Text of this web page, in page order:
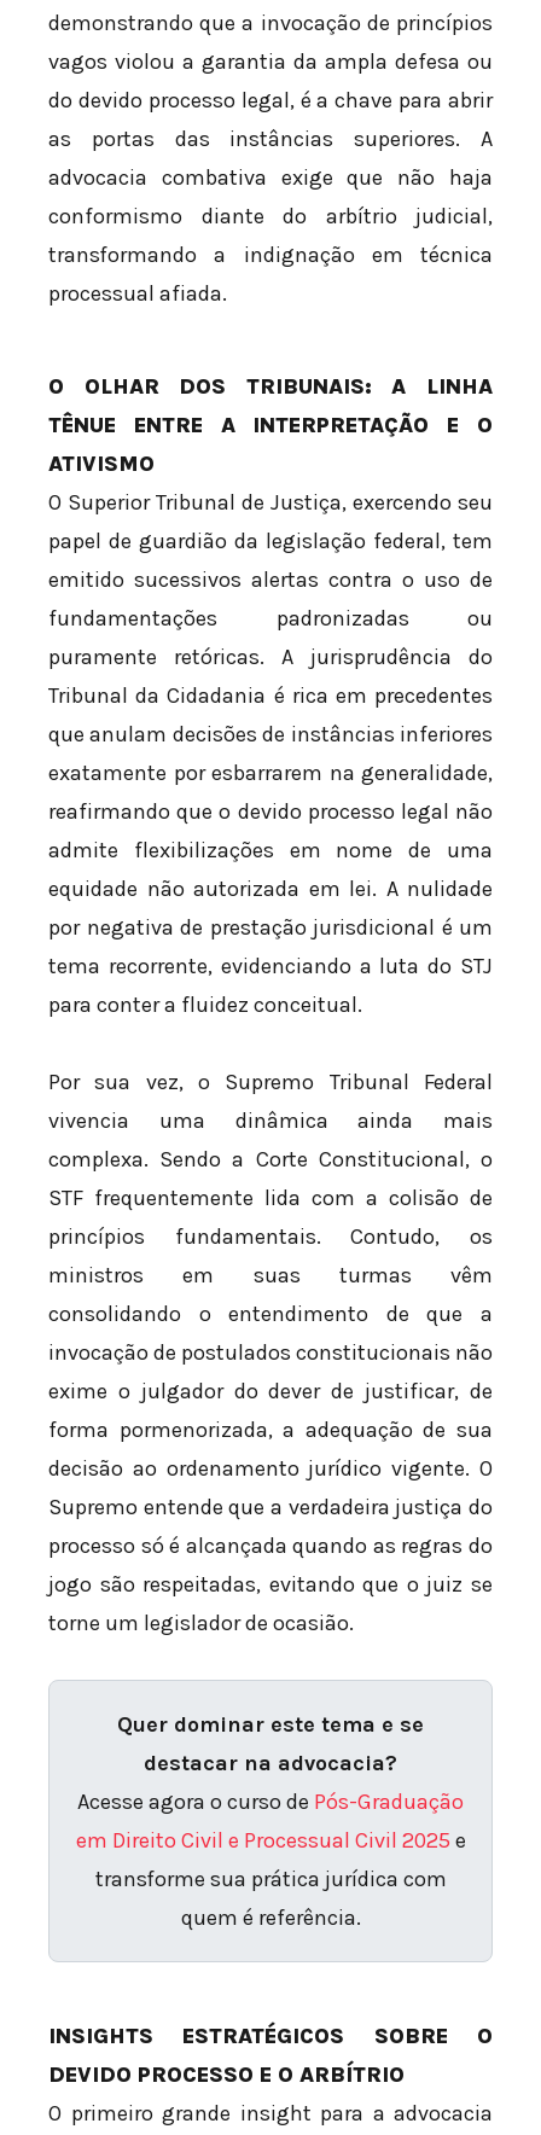
demonstrando que a invocação de princípios
vagos violou a garantia da ampla defesa ou
do devido processo legal, é a chave para abrir
as portas das instâncias superiores. A
advocacia combativa exige que não haja
conformismo diante do arbítrio judicial,
transformando a indignação em técnica
processual afiada.
O OLHAR DOS TRIBUNAIS: A LINHA
TÊNUE ENTRE A INTERPRETAÇÃO E O
ATIVISMO
O Superior Tribunal de Justiça, exercendo seu
papel de guardião da legislação federal, tem
emitido sucessivos alertas contra o uso de
fundamentações padronizadas ou
puramente retóricas. A jurisprudência do
Tribunal da Cidadania é rica em precedentes
que anulam decisões de instâncias inferiores
exatamente por esbarrarem na generalidade,
reafirmando que o devido processo legal não
admite flexibilizações em nome de uma
equidade não autorizada em lei. A nulidade
por negativa de prestação jurisdicional é um
tema recorrente, evidenciando a luta do STJ
para conter a fluidez conceitual.
Por sua vez, o Supremo Tribunal Federal
vivencia uma dinâmica ainda mais
complexa. Sendo a Corte Constitucional, o
STF frequentemente lida com a colisão de
princípios fundamentais. Contudo, os
ministros em suas turmas vêm
consolidando o entendimento de que a
invocação de postulados constitucionais não
exime o julgador do dever de justificar, de
forma pormenorizada, a adequação de sua
decisão ao ordenamento jurídico vigente. O
Supremo entende que a verdadeira justiça do
processo só é alcançada quando as regras do
jogo são respeitadas, evitando que o juiz se
torne um legislador de ocasião.
Quer dominar este tema e se
destacar na advocacia?
Acesse agora o curso de Pós-Graduação
em Direito Civil e Processual Civil 2025 e
transforme sua prática jurídica com
quem é referência.
INSIGHTS ESTRATÉGICOS SOBRE O
DEVIDO PROCESSO E O ARBÍTRIO
O primeiro grande insight para a advocacia